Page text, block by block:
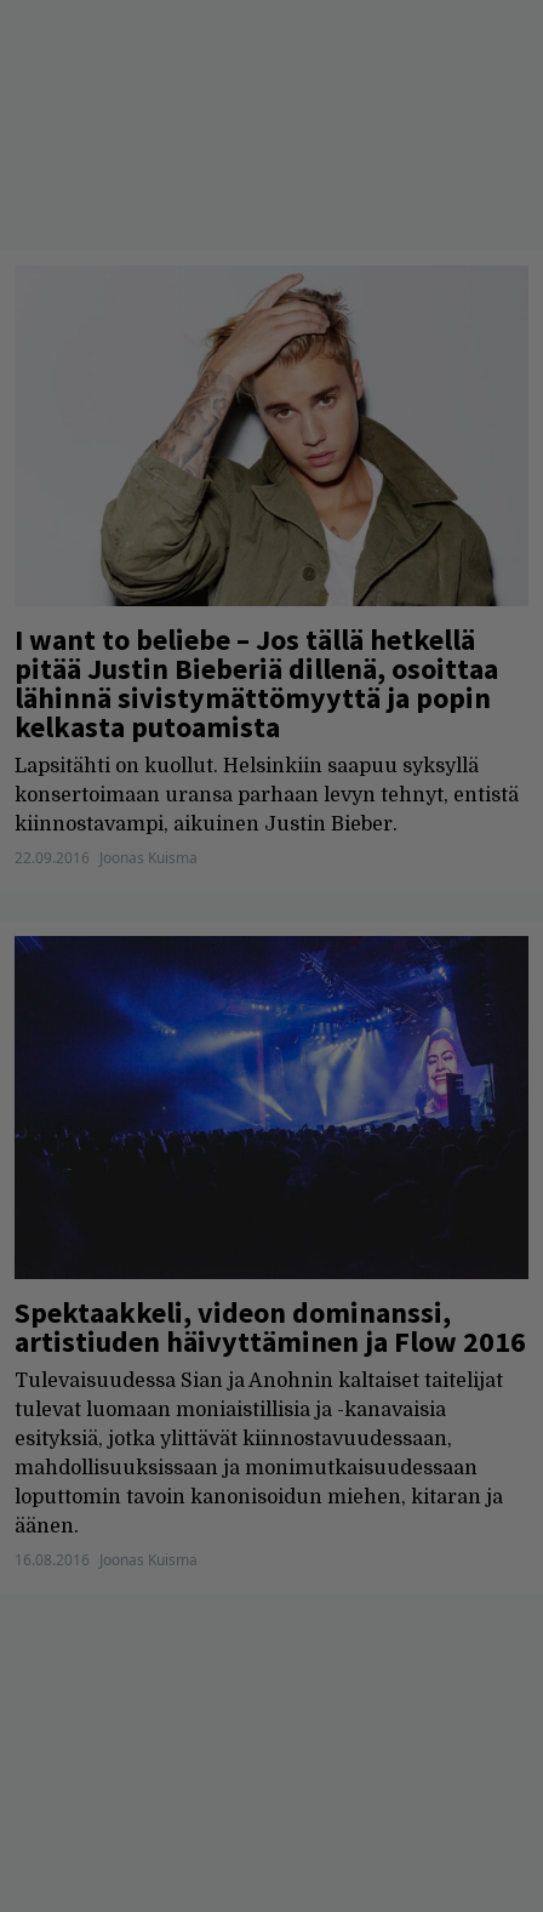
I want to beliebe – Jos tällä hetkellä
pitää Justin Bieberiä dillenä, osoittaa
lähinnä sivistymättömyyttä ja popin
kelkasta putoamista
Lapsitähti on kuollut. Helsinkiin saapuu syksyllä
konsertoimaan uransa parhaan levyn tehnyt, entistä
kiinnostavampi, aikuinen Justin Bieber.
22.09.2016 Joonas Kuisma
Spektaakkeli, videon dominanssi,
artistiuden häivyttäminen ja Flow 2016
Tulevaisuudessa Sian ja Anohnin kaltaiset taitelijat
tulevat luomaan moniaistillisia ja -kanavaisia
esityksiä, jotka ylittävät kiinnostavuudessaan,
mahdollisuuksissaan ja monimutkaisuudessaan
loputtomin tavoin kanonisoidun miehen, kitaran ja
äänen.
16.08.2016 Joonas Kuisma